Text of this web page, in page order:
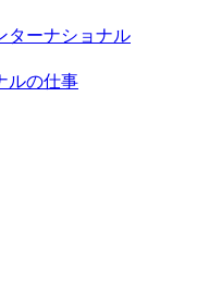
ターナショナル
ルの仕事